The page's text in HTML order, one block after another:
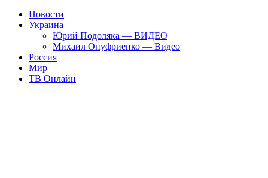
Новости
Украина
Юрий Подоляка — ВИДЕО
Михаил Онуфриенко — Видео
Россия
Мир
ТВ Онлайн